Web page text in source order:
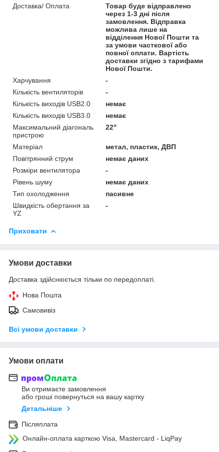
Доставка/ Оплата
Товар буде відправлено
через 1-3 дні після
замовлення. Відправка
можлива лише на
відділення Нової Пошти та
за умови часткової або
повної оплати. Вартість
доставки згідно з тарифами
Нової Пошти.
Харчування
-
Кількість вентиляторів
-
Кількість виходів USB2.0
немає
Кількість виходів USB3.0
немає
Максимальний діагональ
пристрою
22"
Матеріал
метал, пластик, ДВП
Повітрянний струм
немає даних
Розміри вентилятора
-
Рівень шуму
немає даних
Тип охолодження
пасивне
Швидкість обертання за
YZ
-
Приховати
Умови доставки
Доставка здійснюється тільки по передоплаті.
Нова Пошта
Самовивіз
Всі умови доставки
Умови оплати
Ви отримаєте замовлення
або гроші повернуться на вашу картку
Детальніше
Післяплата
Онлайн-оплата карткою Visa, Mastercard - LiqPay